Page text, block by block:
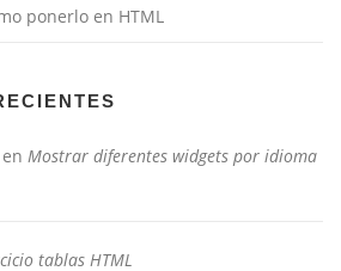
ponerlo en HTML
en Mostrar diferentes widgets por idioma
tablas HTML